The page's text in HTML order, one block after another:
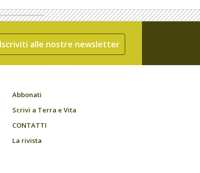
Iscriviti alle nostre newsletter
Abbonati
Scrivi a Terra e Vita
CONTATTI
La rivista